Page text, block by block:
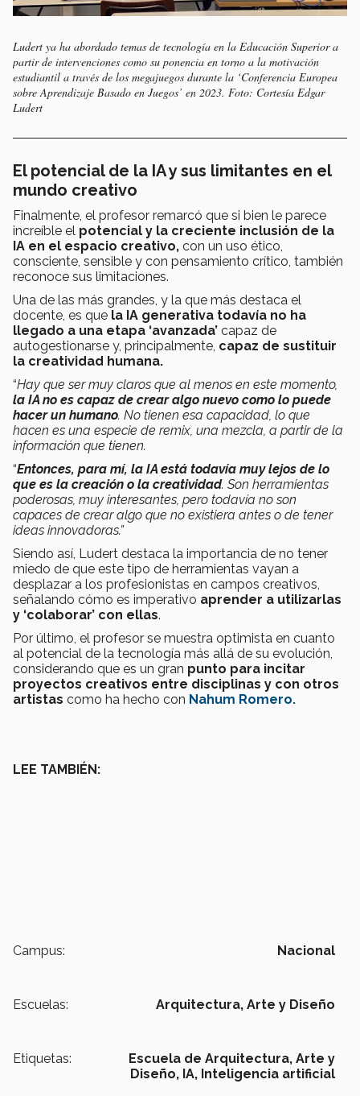
Ludert ya ha abordado temas de tecnología en la Educación Superior a
partir de intervenciones como su ponencia en torno a la motivación
estudiantil a través de los megajuegos durante la ‘Conferencia Europea
sobre Aprendizaje Basado en Juegos’ en 2023. Foto: Cortesía Edgar
Ludert
El potencial de la IA y sus limitantes en el
mundo creativo
Finalmente, el profesor remarcó que si bien le parece
increíble el potencial y la creciente inclusión de la
IA en el espacio creativo, con un uso ético,
consciente, sensible y con pensamiento crítico, también
reconoce sus limitaciones.
Una de las más grandes, y la que más destaca el
docente, es que la IA generativa todavía no ha
llegado a una etapa ‘avanzada’ capaz de
autogestionarse y, principalmente, capaz de sustituir
la creatividad humana.
“Hay que ser muy claros que al menos en este momento,
la IA no es capaz de crear algo nuevo como lo puede
hacer un humano. No tienen esa capacidad, lo que
hacen es una especie de remix, una mezcla, a partir de la
información que tienen.
“Entonces, para mí, la IA está todavía muy lejos de lo
que es la creación o la creatividad. Son herramientas
poderosas, muy interesantes, pero todavía no son
capaces de crear algo que no existiera antes o de tener
ideas innovadoras.”
Siendo así, Ludert destaca la importancia de no tener
miedo de que este tipo de herramientas vayan a
desplazar a los profesionistas en campos creativos,
señalando cómo es imperativo aprender a utilizarlas
y ‘colaborar’ con ellas.
Por último, el profesor se muestra optimista en cuanto
al potencial de la tecnología más allá de su evolución,
considerando que es un gran punto para incitar
proyectos creativos entre disciplinas y con otros
artistas como ha hecho con Nahum Romero.
LEE TAMBIÉN:
Campus: Nacional
Escuelas: Arquitectura, Arte y Diseño
Etiquetas:
Escuela de Arquitectura, Arte y
Diseño, IA, Inteligencia artificial